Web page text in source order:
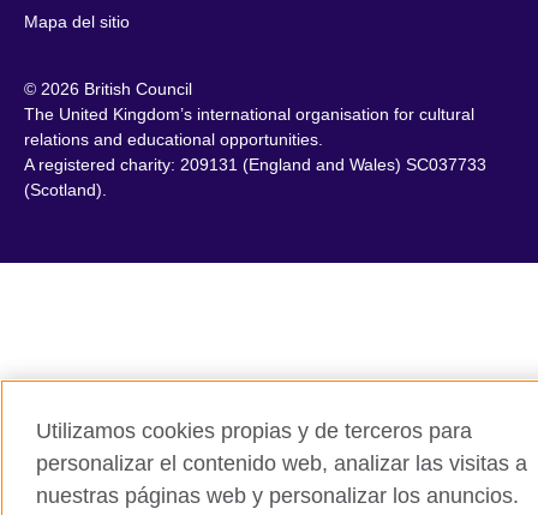
Mapa del sitio
© 2026 British Council
The United Kingdom’s international organisation for cultural
relations and educational opportunities.
A registered charity: 209131 (England and Wales) SC037733
(Scotland).
Utilizamos cookies propias y de terceros para
personalizar el contenido web, analizar las visitas a
nuestras páginas web y personalizar los anuncios.